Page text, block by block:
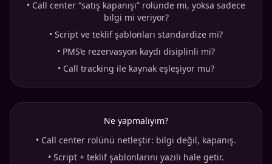
• Call center “satış kapanışı” rolünde mi, yoksa sadece
bilgi mi veriyor?
• Script ve teklif şablonları standardize mi?
• PMS’e rezervasyon kaydı disiplinli mi?
• Call tracking ile kaynak eşleşiyor mu?
Ne yapmalıyım?
• Call center rolünü netleştir: bilgi değil, kapanış.
• Script + teklif şablonlarını yazılı hale getir.